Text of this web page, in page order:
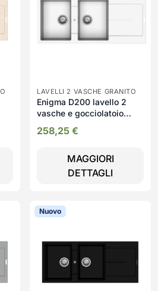
LAVELLI 2 VASCHE GRANITO
Enigma D200 lavello 2
vasche e gocciolatoio
258,25 €
MAGGIORI
DETTAGLI
Nuovo